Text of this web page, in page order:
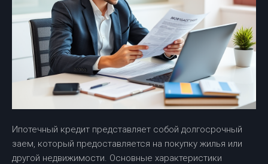
Ипотечный кредит представляет собой долгосрочный
заем, который предоставляется на покупку жилья или
другой недвижимости. Основные характеристики